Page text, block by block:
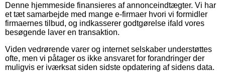
Denne hjemmeside finansieres af annonceindtægter. Vi har
et tæt samarbejde med mange e-firmaer hvori vi formidler
firmaernes tilbud, og indkasserer godtgørelse ifald vores
besøgende laver en transaktion.
Viden vedrørende varer og internet selskaber understøttes
ofte, men vi påtager os ikke ansvaret for forandringer der
muligvis er iværksat siden sidste opdatering af sidens data.